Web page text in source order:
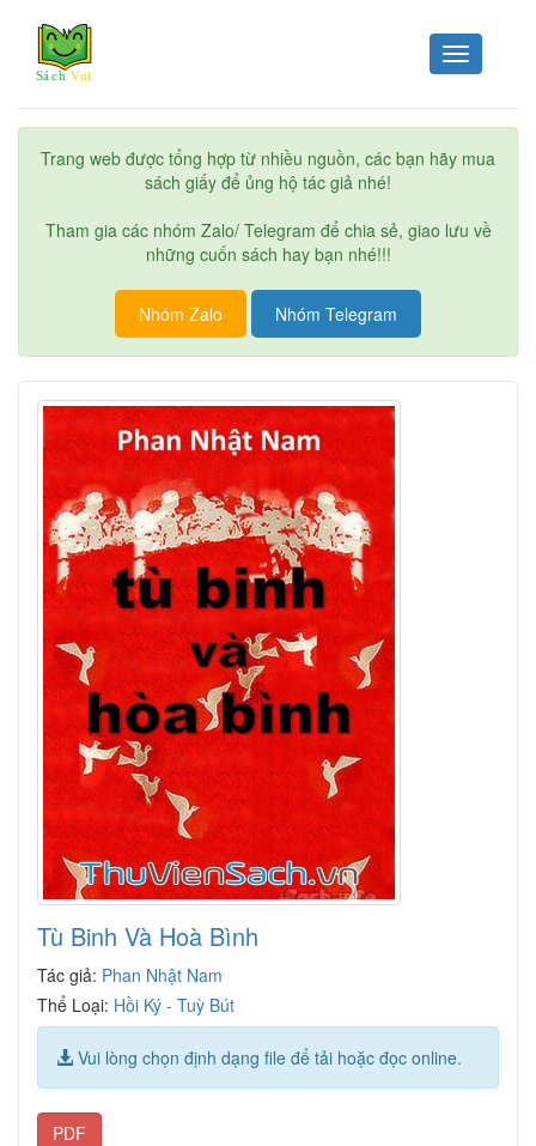
Toggle
navigation
Trang web được tổng hợp từ nhiều nguồn, các bạn hãy mua
sách giấy để ủng hộ tác giả nhé!
Tham gia các nhóm Zalo/ Telegram để chia sẻ, giao lưu về
những cuốn sách hay bạn nhé!!!
Nhóm Zalo Nhóm Telegram
Tù Binh Và Hoà Bình
Tác giả: Phan Nhật Nam
Thể Loại: Hồi Ký - Tuỳ Bút
Vui lòng chọn định dạng file để tải hoặc đọc online.
PDF